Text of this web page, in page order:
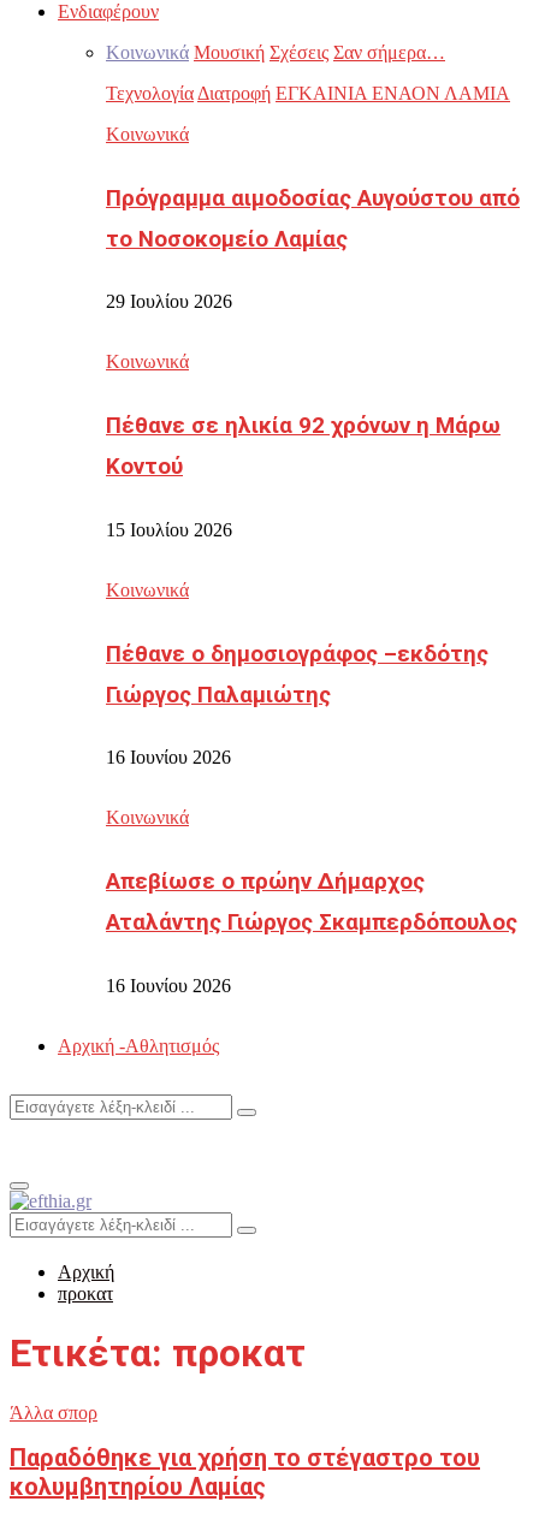
Ενδιαφέρουν
Κοινωνικά Μουσική Σχέσεις Σαν σήμερα…
Τεχνολογία Διατροφή ΕΓΚΑΙΝΙΑ ΕΝΑΟΝ ΛΑΜΙΑ
Κοινωνικά
Πρόγραμμα αιμοδοσίας Αυγούστου από
το Νοσοκομείο Λαμίας
29 Ιουλίου 2026
Κοινωνικά
Πέθανε σε ηλικία 92 χρόνων η Μάρω
Κοντού
15 Ιουλίου 2026
Κοινωνικά
Πέθανε ο δημοσιογράφος –εκδότης
Γιώργος Παλαμιώτης
16 Ιουνίου 2026
Κοινωνικά
Απεβίωσε ο πρώην Δήμαρχος
Αταλάντης Γιώργος Σκαμπερδόπουλος
16 Ιουνίου 2026
Αρχική -Αθλητισμός
Search
Search
Primary
Menu
Search
for:
Search
Αρχική
προκατ
Ετικέτα: προκατ
Άλλα σπορ
Παραδόθηκε για χρήση το στέγαστρο του
κολυμβητηρίου Λαμίας